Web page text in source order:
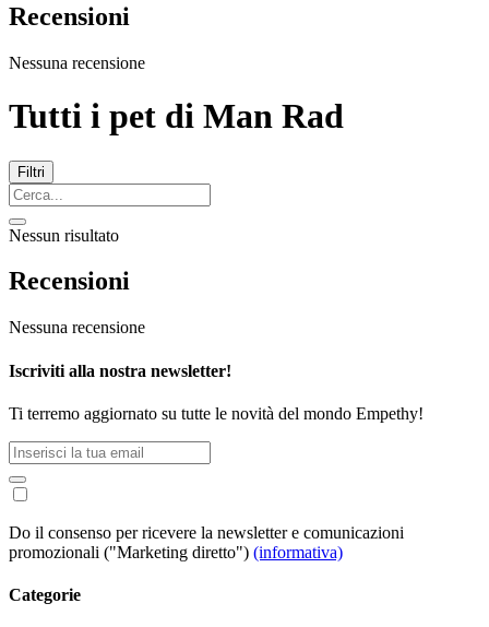
Recensioni
Nessuna recensione
Tutti i pet di Man Rad
Filtri
Nessun risultato
Recensioni
Nessuna recensione
Iscriviti alla nostra newsletter!
Ti terremo aggiornato su tutte le novità del mondo Empethy!
Do il consenso per ricevere la newsletter e comunicazioni
promozionali ("Marketing diretto") (informativa)
Categorie